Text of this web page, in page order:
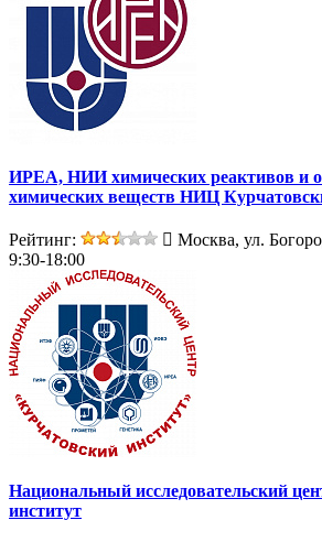
ИРЕА, НИИ химических реактивов и
химических веществ НИЦ
Рейтинг:
Москва, ул.
9:30-18:00
Национальный исследовательский
институт